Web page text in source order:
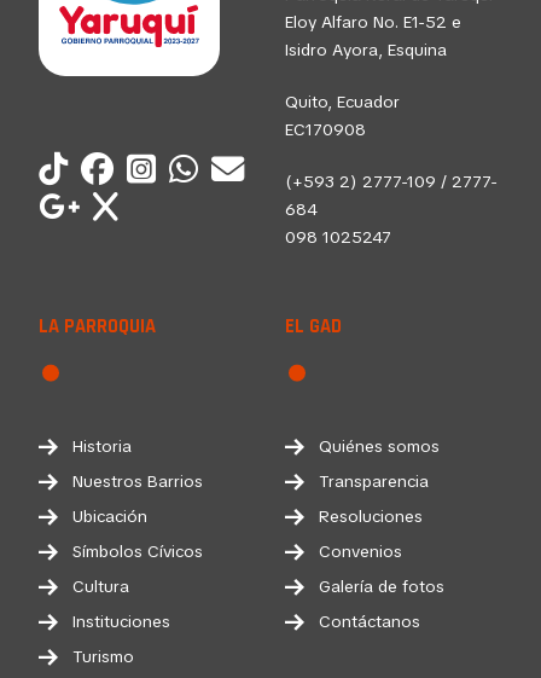
Eloy Alfaro No. E1-52 e
Isidro Ayora, Esquina
Quito, Ecuador
EC170908
(+593 2) 2777-109 / 2777-
684
098 1025247
LA PARROQUIA
Historia
Nuestros Barrios
Ubicación
Símbolos Cívicos
Cultura
Instituciones
Turismo
EL GAD
Quiénes somos
Transparencia
Resoluciones
Convenios
Galería de fotos
Contáctanos